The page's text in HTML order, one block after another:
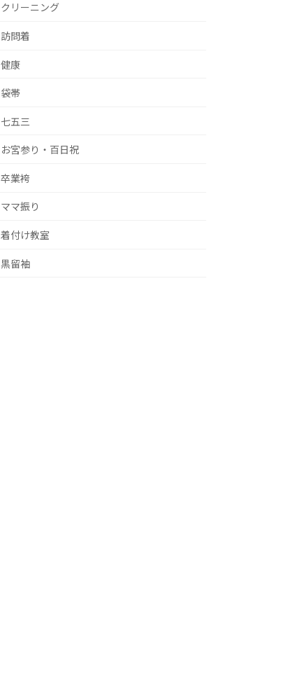
クリーニング
訪問着
健康
袋帯
七五三
お宮参り・百日祝
卒業袴
ママ振り
着付け教室
黒留袖